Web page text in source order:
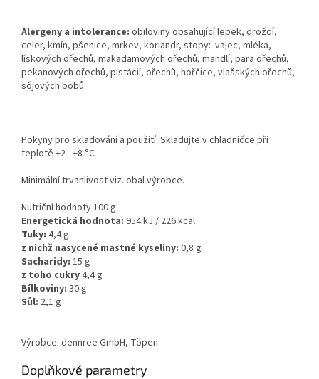
Alergeny a intolerance: obiloviny obsahující lepek, droždí,
celer, kmín, pšenice, mrkev, koriandr, stopy: vajec, mléka,
lískových ořechů, makadamových ořechů, mandlí, para ořechů,
pekanových ořechů, pistácií, ořechů, hořčice, vlašských ořechů,
sójových bobů
Pokyny pro skladování a použití: Skladujte v chladničce při
teplotě +2 - +8 °C
Minimální trvanlivost viz. obal výrobce.
Nutriční hodnoty 100 g
Energetická hodnota: 954 kJ / 226 kcal
Tuky: 4,4 g
z nichž nasycené mastné kyseliny: 0,8 g
Sacharidy: 15 g
z toho cukry4,4 g
Bílkoviny: 30 g
Sůl: 2,1 g
Výrobce: dennree GmbH, Töpen
Doplňkové parametry